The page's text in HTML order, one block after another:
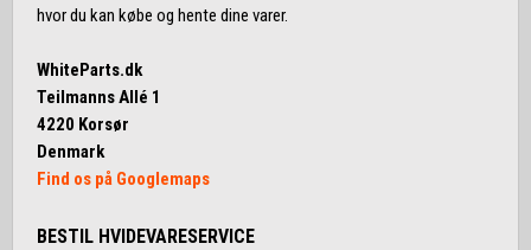
hvor du kan købe og hente dine varer.
WhiteParts.dk
Teilmanns Allé 1
4220 Korsør
Denmark
Find os på Googlemaps
BESTIL HVIDEVARESERVICE